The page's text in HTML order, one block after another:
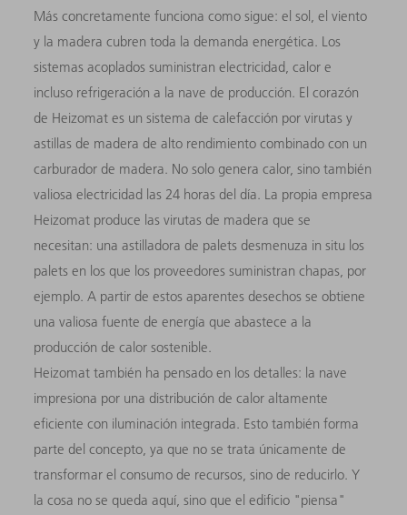
Más concretamente funciona como sigue: el sol, el viento
y la madera cubren toda la demanda energética. Los
sistemas acoplados suministran electricidad, calor e
incluso refrigeración a la nave de producción. El corazón
de Heizomat es un sistema de calefacción por virutas y
astillas de madera de alto rendimiento combinado con un
carburador de madera. No solo genera calor, sino también
valiosa electricidad las 24 horas del día. La propia empresa
Heizomat produce las virutas de madera que se
necesitan: una astilladora de palets desmenuza in situ los
palets en los que los proveedores suministran chapas, por
ejemplo. A partir de estos aparentes desechos se obtiene
una valiosa fuente de energía que abastece a la
producción de calor sostenible.
Heizomat también ha pensado en los detalles: la nave
impresiona por una distribución de calor altamente
eficiente con iluminación integrada. Esto también forma
parte del concepto, ya que no se trata únicamente de
transformar el consumo de recursos, sino de reducirlo. Y
la cosa no se queda aquí, sino que el edificio "piensa"